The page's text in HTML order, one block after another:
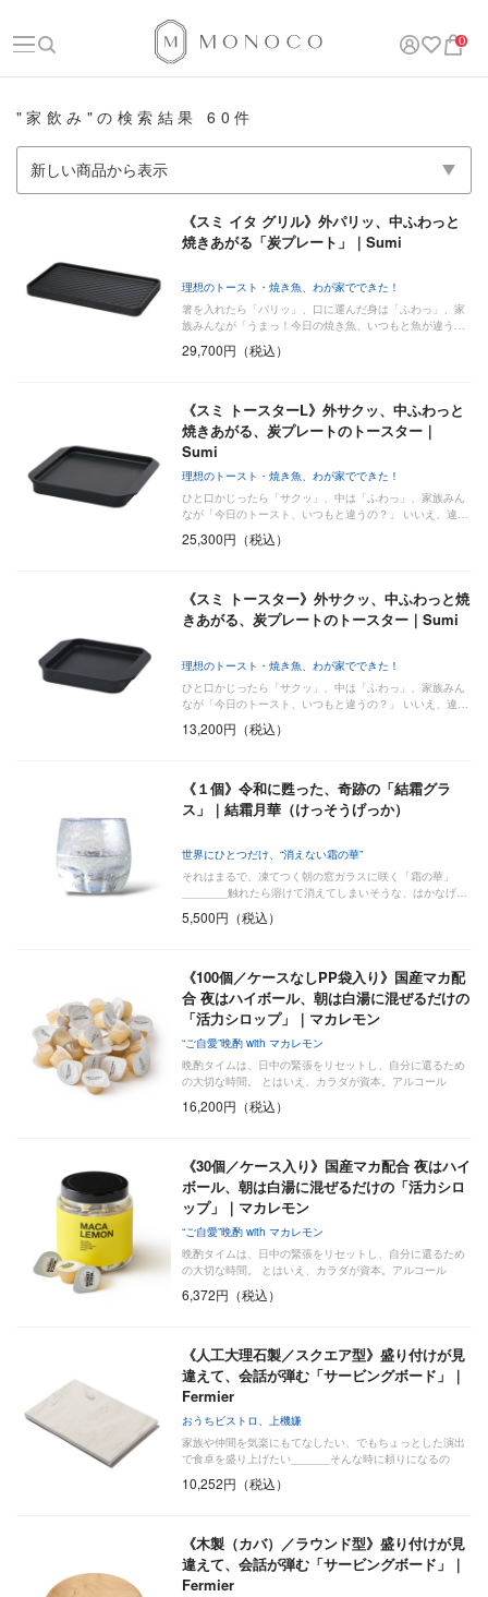
0
"家飲み"の検索結果 60件
《スミ イタ グリル》外パリッ、中ふわっと
焼きあがる「炭プレート」｜Sumi
理想のトースト・焼き魚、わが家でできた！
箸を入れたら「パリッ」、口に運んだ身は「ふわっ」、家
族みんなが「うまっ！今日の焼き魚、いつもと魚が違う…
29,700円（税込）
《スミ トースターL》外サクッ、中ふわっと
焼きあがる、炭プレートのトースター｜
Sumi
理想のトースト・焼き魚、わが家でできた！
ひと口かじったら「サクッ」、中は「ふわっ」、家族みん
なが「今日のトースト、いつもと違うの？」 いいえ、違…
25,300円（税込）
《スミ トースター》外サクッ、中ふわっと焼
きあがる、炭プレートのトースター｜Sumi
理想のトースト・焼き魚、わが家でできた！
ひと口かじったら「サクッ」、中は「ふわっ」、家族みん
なが「今日のトースト、いつもと違うの？」 いいえ、違…
13,200円（税込）
《１個》令和に甦った、奇跡の「結霜グラ
ス」｜結霜月華（けっそうげっか）
世界にひとつだけ、“消えない霜の華”
それはまるで、凍てつく朝の窓ガラスに咲く「霜の華」
_______触れたら溶けて消えてしまいそうな、はかなげ…
5,500円（税込）
《100個／ケースなしPP袋入り》国産マカ配
合 夜はハイボール、朝は白湯に混ぜるだけの
「活力シロップ」｜マカレモン
“ご自愛”晩酌 with マカレモン
晩酌タイムは、日中の緊張をリセットし、自分に還るため
の大切な時間。 とはいえ、カラダが資本。アルコール
16,200円（税込）
《30個／ケース入り》国産マカ配合 夜はハイ
ボール、朝は白湯に混ぜるだけの「活力シロ
ップ」｜マカレモン
“ご自愛”晩酌 with マカレモン
晩酌タイムは、日中の緊張をリセットし、自分に還るため
の大切な時間。 とはいえ、カラダが資本。アルコール
6,372円（税込）
《人工大理石製／スクエア型》盛り付けが見
違えて、会話が弾む「サービングボード」｜
Fermier
おうちビストロ、上機嫌
家族や仲間を気楽にもてなしたい、でもちょっとした演出
で食卓を盛り上げたい______そんな時に頼りになるの
10,252円（税込）
《木製（カバ）／ラウンド型》盛り付けが見
違えて、会話が弾む「サービングボード」｜
Fermier